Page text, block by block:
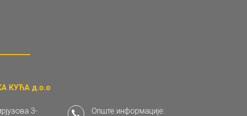
КУЋА д.о.о
3-
Опште информације: